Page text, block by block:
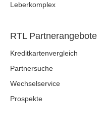
Leberkomplex
RTL Partnerangebote
Kreditkartenvergleich
Partnersuche
Wechselservice
Prospekte